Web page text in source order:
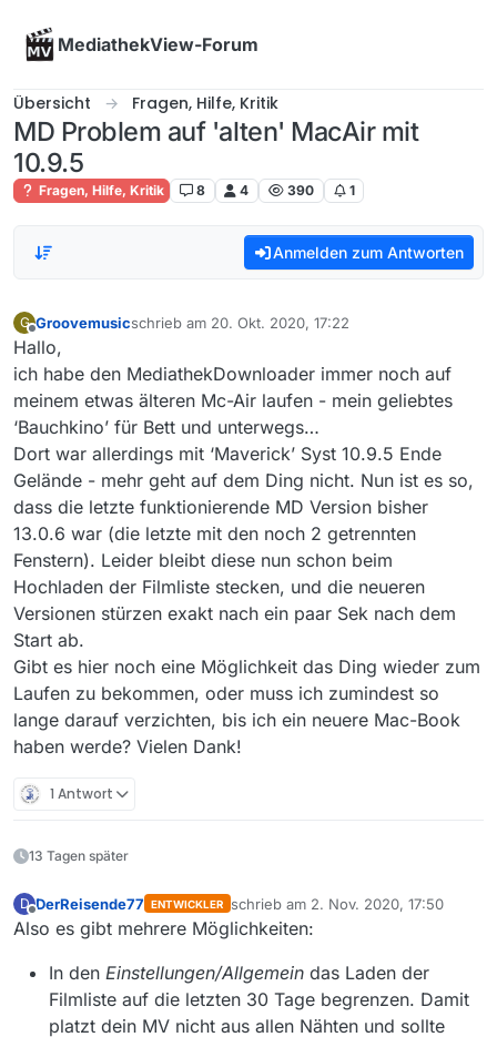
MediathekView-Forum
Übersicht Fragen, Hilfe, Kritik
MD Problem auf 'alten' MacAir mit
10.9.5
Fragen, Hilfe, Kritik 8 4 390 1
Anmelden zum Antworten
G
Offline
Groovemusicschrieb am 20. Okt. 2020, 17:22
zuletzt editiert von
Hallo,
ich habe den MediathekDownloader immer noch auf
meinem etwas älteren Mc-Air laufen - mein geliebtes
‘Bauchkino’ für Bett und unterwegs…
Dort war allerdings mit ‘Maverick’ Syst 10.9.5 Ende
Gelände - mehr geht auf dem Ding nicht. Nun ist es so,
dass die letzte funktionierende MD Version bisher
13.0.6 war (die letzte mit den noch 2 getrennten
Fenstern). Leider bleibt diese nun schon beim
Hochladen der Filmliste stecken, und die neueren
Versionen stürzen exakt nach ein paar Sek nach dem
Start ab.
Gibt es hier noch eine Möglichkeit das Ding wieder zum
Laufen zu bekommen, oder muss ich zumindest so
lange darauf verzichten, bis ich ein neuere Mac-Book
haben werde? Vielen Dank!
1 Antwort
13 Tagen später
D DerReisende77 ENTWICKLER schrieb am 2. Nov. 2020, 17:50
zuletzt editiert von
Also es gibt mehrere Möglichkeiten:
In den Einstellungen/Allgemein das Laden der
Filmliste auf die letzten 30 Tage begrenzen. Damit
platzt dein MV nicht aus allen Nähten und sollte